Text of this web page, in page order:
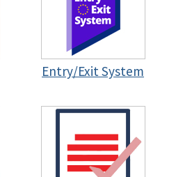
Entry/Exit System